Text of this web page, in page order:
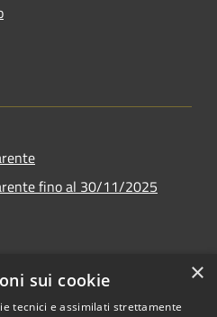
fino al 30/11/2025
×
sui cookie
tecnici e assimilati strettamente